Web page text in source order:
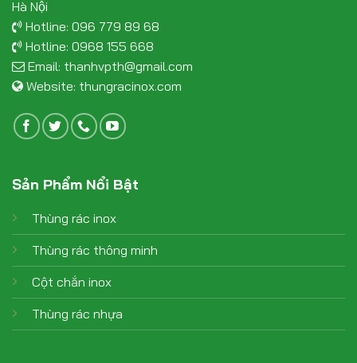
Hà Nội
Hotline: 096 779 89 68
Hotline: 0968 155 668
Email: thanhvpth@gmail.com
Website: thungracinox.com
Sản Phẩm Nổi Bật
Thùng rác inox
Thùng rác thông minh
Cột chắn inox
Thùng rác nhựa